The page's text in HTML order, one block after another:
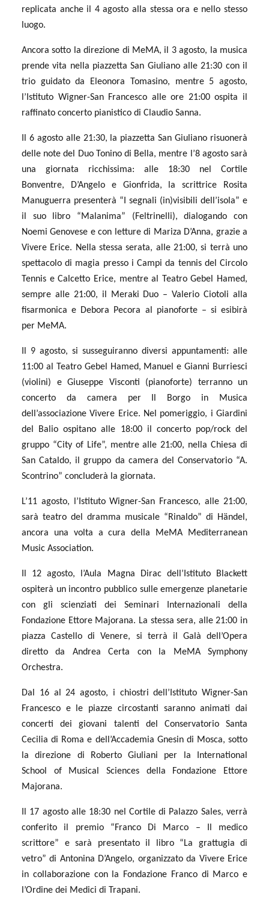
replicata anche il 4 agosto alla stessa ora e nello stesso
luogo.
Ancora sotto la direzione di MeMA, il 3 agosto, la musica
prende vita nella piazzetta San Giuliano alle 21:30 con il
trio guidato da Eleonora Tomasino, mentre 5 agosto,
l’Istituto Wigner-San Francesco alle ore 21:00 ospita il
raffinato concerto pianistico di Claudio Sanna.
Il 6 agosto alle 21:30, la piazzetta San Giuliano risuonerà
delle note del Duo Tonino di Bella, mentre l’8 agosto sarà
una giornata ricchissima: alle 18:30 nel Cortile
Bonventre, D’Angelo e Gionfrida, la scrittrice Rosita
Manuguerra presenterà “I segnali (in)visibili dell’isola” e
il suo libro “Malanima” (Feltrinelli), dialogando con
Noemi Genovese e con letture di Mariza D’Anna, grazie a
Vivere Erice. Nella stessa serata, alle 21:00, si terrà uno
spettacolo di magia presso i Campi da tennis del Circolo
Tennis e Calcetto Erice, mentre al Teatro Gebel Hamed,
sempre alle 21:00, il Meraki Duo – Valerio Ciotoli alla
fisarmonica e Debora Pecora al pianoforte – si esibirà
per MeMA.
Il 9 agosto, si susseguiranno diversi appuntamenti: alle
11:00 al Teatro Gebel Hamed, Manuel e Gianni Burriesci
(violini) e Giuseppe Visconti (pianoforte) terranno un
concerto da camera per Il Borgo in Musica
dell’associazione Vivere Erice. Nel pomeriggio, i Giardini
del Balio ospitano alle 18:00 il concerto pop/rock del
gruppo “City of Life”, mentre alle 21:00, nella Chiesa di
San Cataldo, il gruppo da camera del Conservatorio “A.
Scontrino” concluderà la giornata.
L’11 agosto, l’Istituto Wigner-San Francesco, alle 21:00,
sarà teatro del dramma musicale “Rinaldo” di Händel,
ancora una volta a cura della MeMA Mediterranean
Music Association.
Il 12 agosto, l’Aula Magna Dirac dell’Istituto Blackett
ospiterà un incontro pubblico sulle emergenze planetarie
con gli scienziati dei Seminari Internazionali della
Fondazione Ettore Majorana. La stessa sera, alle 21:00 in
piazza Castello di Venere, si terrà il Galà dell’Opera
diretto da Andrea Certa con la MeMA Symphony
Orchestra.
Dal 16 al 24 agosto, i chiostri dell’Istituto Wigner-San
Francesco e le piazze circostanti saranno animati dai
concerti dei giovani talenti del Conservatorio Santa
Cecilia di Roma e dell’Accademia Gnesin di Mosca, sotto
la direzione di Roberto Giuliani per la International
School of Musical Sciences della Fondazione Ettore
Majorana.
Il 17 agosto alle 18:30 nel Cortile di Palazzo Sales, verrà
conferito il premio “Franco Di Marco – Il medico
scrittore” e sarà presentato il libro “La grattugia di
vetro” di Antonina D’Angelo, organizzato da Vivere Erice
in collaborazione con la Fondazione Franco di Marco e
l’Ordine dei Medici di Trapani.